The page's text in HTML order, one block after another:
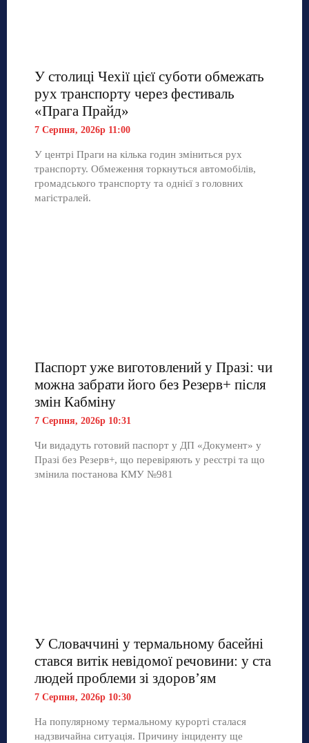
У столиці Чехії цієї суботи обмежать
рух транспорту через фестиваль
«Прага Прайд»
7 Серпня, 2026р 11:00
У центрі Праги на кілька годин зміниться рух
транспорту. Обмеження торкнуться автомобілів,
громадського транспорту та однієї з головних
магістралей.
Паспорт уже виготовлений у Празі: чи
можна забрати його без Резерв+ після
змін Кабміну
7 Серпня, 2026р 10:31
Чи видадуть готовий паспорт у ДП «Документ» у
Празі без Резерв+, що перевіряють у реєстрі та що
змінила постанова КМУ №981
У Словаччині у термальному басейні
стався витік невідомої речовини: у ста
людей проблеми зі здоров’ям
7 Серпня, 2026р 10:30
На популярному термальному курорті сталася
надзвичайна ситуація. Причину інциденту ще